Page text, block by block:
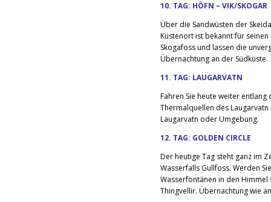
10. TAG: HÖFN – VIK/SKOGAR
Über die Sandwüsten der
Küstenort ist bekannt für
Skogafoss und lassen die
Übernachtung an der Südküste.
11. TAG: LAUGARVATN
Fahren Sie heute weiter entlang
Thermalquellen des
Laugarvatn oder Umgebung.
12. TAG: GOLDEN CIRCLE
Der heutige Tag steht ganz im
Wasserfalls Gullfoss. Werden
Wasserfontänen in den
Thingvellir. Übernachtung wie